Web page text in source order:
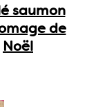
saumon
de
Noël